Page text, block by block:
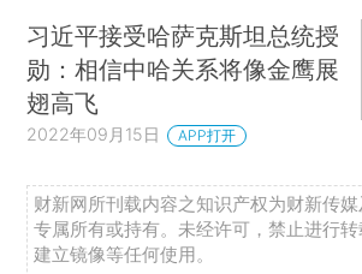
习近平接受哈萨克斯坦总统授
勋：相信中哈关系将像金鹰展
翅高飞
2022年09月15日 APP打开
财新网所刊载内容之知识产权为财新传
专属所有或持有。未经许可，禁止进行
建立镜像等任何使用。